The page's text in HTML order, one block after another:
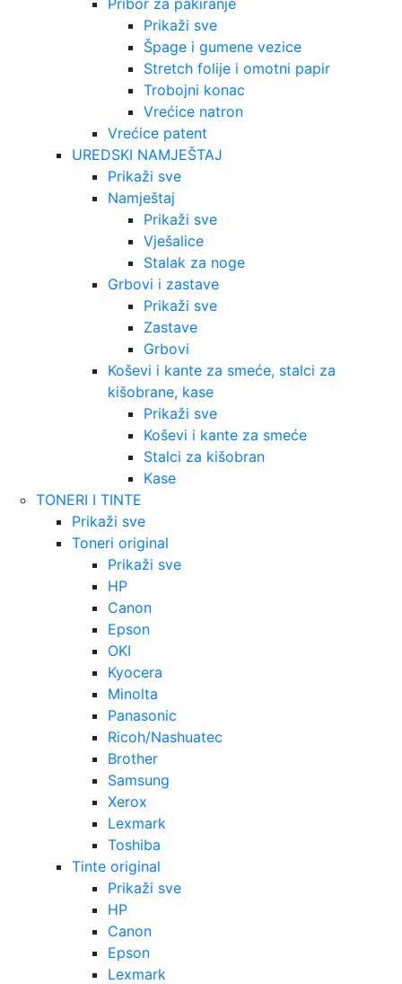
Pribor za pakiranje
Prikaži sve
Špage i gumene vezice
Stretch folije i omotni papir
Trobojni konac
Vrećice natron
Vrećice patent
UREDSKI NAMJEŠTAJ
Prikaži sve
Namještaj
Prikaži sve
Vješalice
Stalak za noge
Grbovi i zastave
Prikaži sve
Zastave
Grbovi
Koševi i kante za smeće, stalci za
kišobrane, kase
Prikaži sve
Koševi i kante za smeće
Stalci za kišobran
Kase
TONERI I TINTE
Prikaži sve
Toneri original
Prikaži sve
HP
Canon
Epson
OKI
Kyocera
Minolta
Panasonic
Ricoh/Nashuatec
Brother
Samsung
Xerox
Lexmark
Toshiba
Tinte original
Prikaži sve
HP
Canon
Epson
Lexmark